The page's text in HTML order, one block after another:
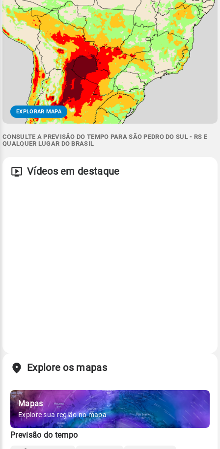
EXPLORAR MAPA
CONSULTE A PREVISÃO DO TEMPO PARA SÃO PEDRO DO SUL - RS E
QUALQUER LUGAR DO BRASIL
Vídeos em destaque
Explore os mapas
Mapas
Explore sua região no mapa
Previsão do tempo